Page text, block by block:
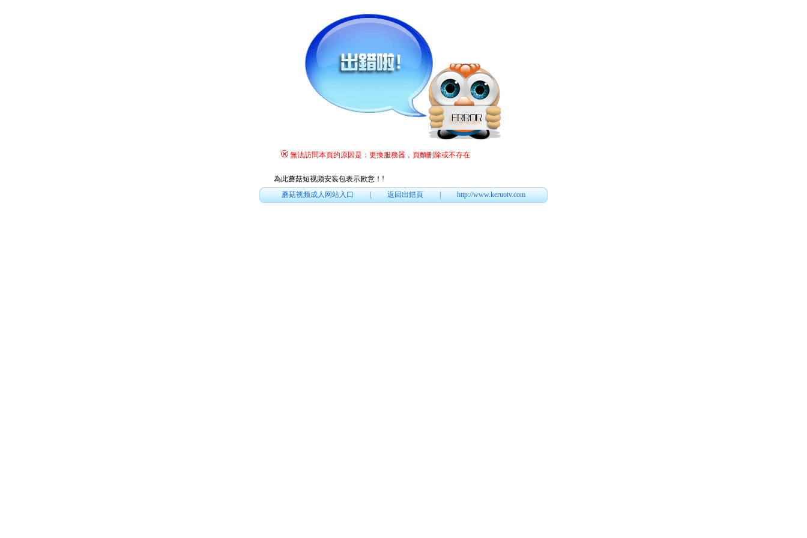
無法訪問本頁的原因是：更換服務器，頁麵刪除或不存在
為此蘑菇短视频安装包表示歉意！ !
蘑菇视频成人网站入口|返回出錯頁|http://www.keruotv.com